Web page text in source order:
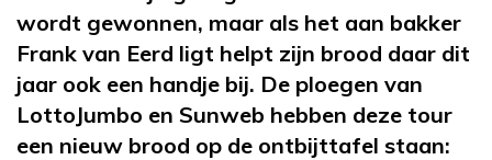
wordt gewonnen, maar als het aan bakker
Frank van Eerd ligt helpt zijn brood daar dit
jaar ook een handje bij. De ploegen van
LottoJumbo en Sunweb hebben deze tour
een nieuw brood op de ontbijttafel staan: